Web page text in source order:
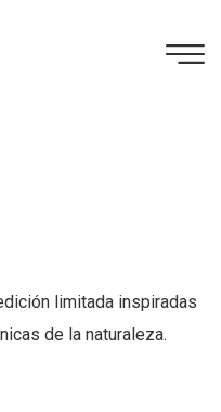
limitada inspiradas
de la naturaleza.